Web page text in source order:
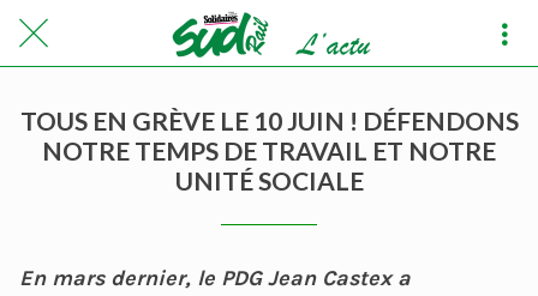
TOUS EN GRÈVE LE 10 JUIN ! DÉFENDONS
NOTRE TEMPS DE TRAVAIL ET NOTRE
UNITÉ SOCIALE
En mars dernier, le PDG Jean Castex a